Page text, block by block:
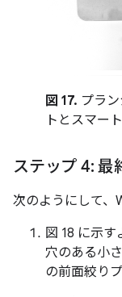
図 17. プラ
トとスマー
ステップ 4: 最
次のようにして、
図 18 に示
穴のある小
の前面絞り